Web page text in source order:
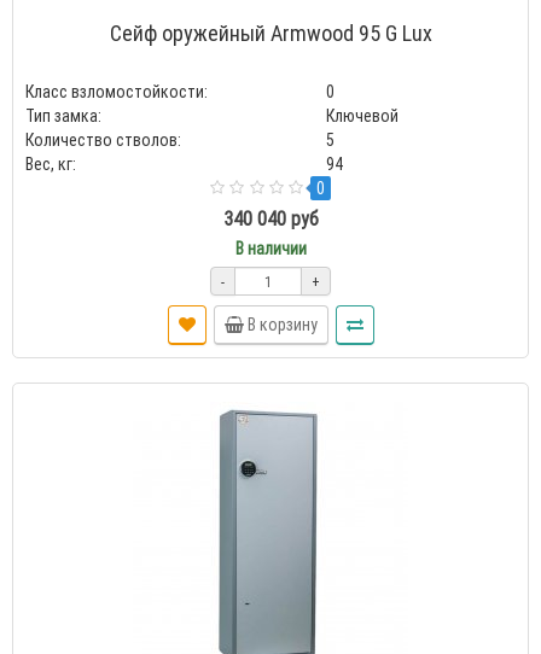
Сейф оружейный Armwood 95 G Lux
Класс взломостойкости:
0
Тип замка:
Ключевой
Количество стволов:
5
Вес, кг:
94
0
340 040 руб
В наличии
- +
В корзину